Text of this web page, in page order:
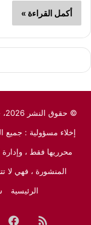
أكمل القراءة »
© حقوق النشر 2026، جميع الحقوق محفوظة لـموقع المايسترو الرياضي
إخلاء مسؤولية : جميع
محرريها فقط ،
المنشورة ، فهي لا
الرئيسية
ملخص